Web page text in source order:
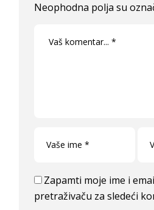
Neophodna polja su
Zapamti moje ime i
pretraživaču za sledeći